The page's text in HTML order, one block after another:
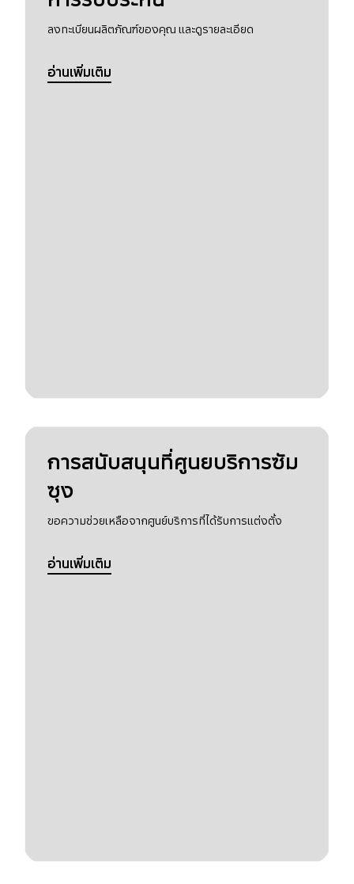
ลงทะเบียนผลิตภัณฑ์ของคุณ และดูรายละเอียด
อ่านเพิ่มเติม
การสนับสนุนที่ศูนยบริการซัม
ซุง
ขอความช่วยเหลือจากศูนย์บริการที่ได้รับการแต่งตั้ง
อ่านเพิ่มเติม